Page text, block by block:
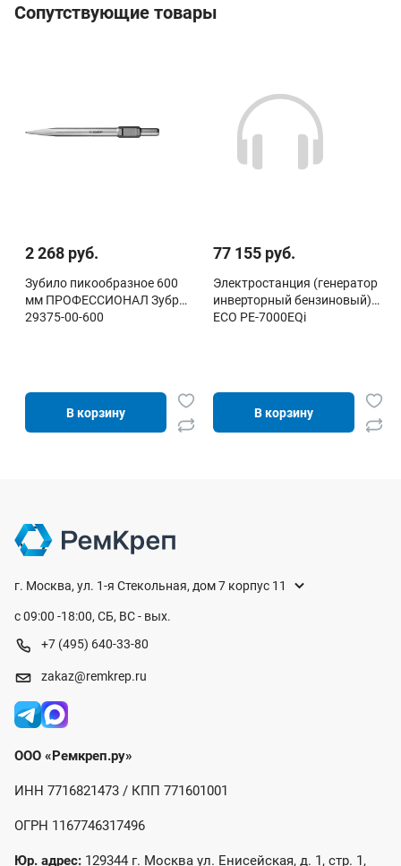
Сопутствующие товары
2 268 руб.
Зубило пикообразное 600
мм ПРОФЕССИОНАЛ Зубр
29375-00-600
В корзину
77 155 руб.
Электростанция (генератор
инверторный бензиновый)
ECO PE-7000EQi
В корзину
г. Москва, ул. 1-я Стекольная, дом 7 корпус 11
с 09:00 -18:00, СБ, ВС - вых.
+7 (495) 640-33-80
zakaz@remkrep.ru
ООО «Ремкреп.ру»
ИНН 7716821473 / КПП 771601001
ОГРН 1167746317496
Юр. адрес: 129344 г. Москва ул. Енисейская, д. 1, стр. 1,